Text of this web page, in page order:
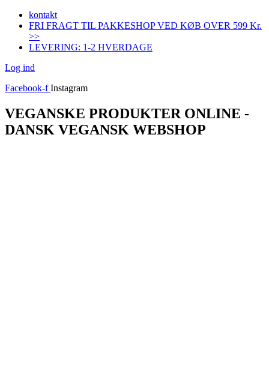
Videre
indhold
kontakt
FRI FRAGT TIL PAKKESHOP VED KØB OVER 599 Kr.
>>
LEVERING: 1-2 HVERDAGE
Log ind
Facebook-f Instagram
VEGANSKE PRODUKTER ONLINE -
DANSK VEGANSK WEBSHOP